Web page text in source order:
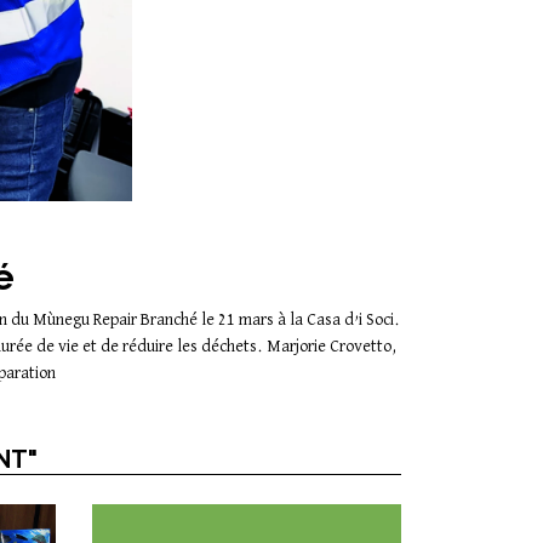
Mùnegu Repair Branché le 21 mars à la Casa d’i Soci.
de vie et de réduire les déchets. Marjorie Crovetto,